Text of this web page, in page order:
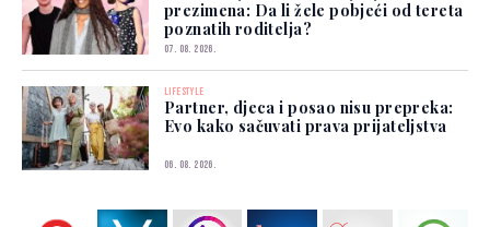
prezimena: Da li žele pobjeći od tereta
poznatih roditelja?
07. 08. 2026.
LIFESTYLE
Partner, djeca i posao nisu prepreka:
Evo kako sačuvati prava prijateljstva
06. 08. 2026.